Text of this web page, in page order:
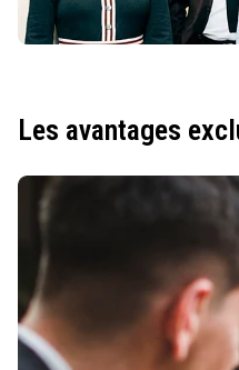
Les avantages